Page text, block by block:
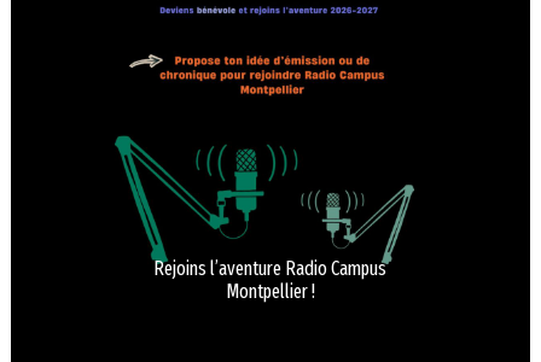
Rejoins l’aventure Radio Campus
Montpellier !